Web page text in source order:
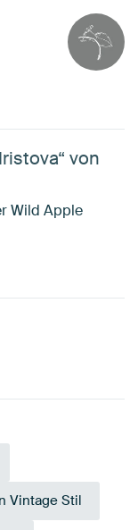
von
Wild Apple
Vintage Stil